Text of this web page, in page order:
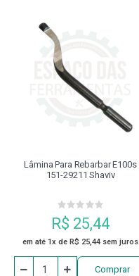
Lâmina Para Rebarbar E100s
151-29211 Shaviv
R$ 25,44
em até 1x de R$ 25,44 sem juros
Comprar